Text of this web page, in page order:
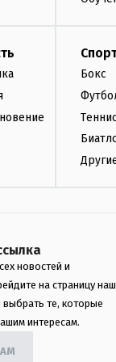
Бокс
Теннис
новостей и
на страницу
те, которые
интересам.